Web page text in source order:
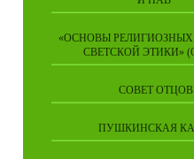
«ОСНОВЫ РЕЛИГИОЗНЫХ
СВЕТСКОЙ ЭТИКИ»
СОВЕТ ОТЦОВ
ПУШКИНСКАЯ